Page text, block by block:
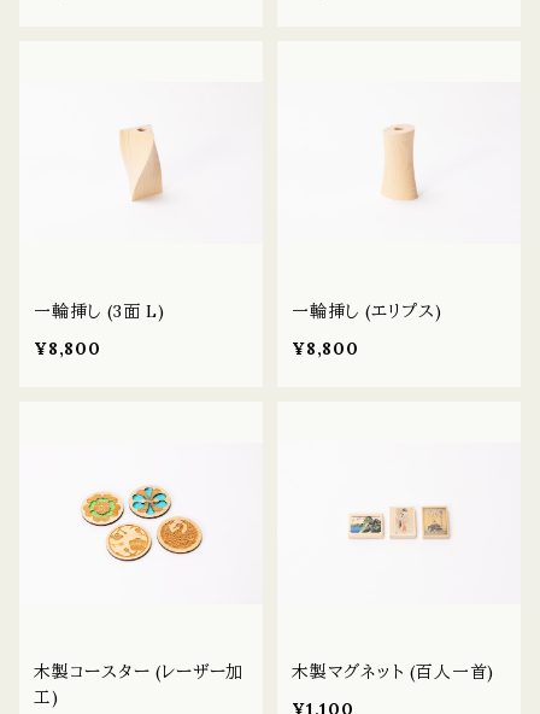
一輪挿し (3面 L)
¥8,800
一輪挿し (エリプス)
¥8,800
木製コースター (レーザー加
工)
木製マグネット (百人一首)
¥1,100